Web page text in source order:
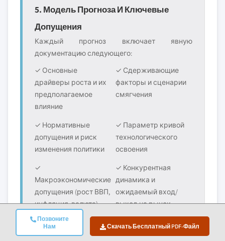
Позвоните
Нам
Скачать Бесплатный PDF-Файл
5. Модель Прогноза И Ключевые
Допущения
Каждый прогноз включает явную
документацию следующего:
✓ Основные
драйверы роста и их
предполагаемое
влияние
✓ Сдерживающие
факторы и сценарии
смягчения
✓ Нормативные
допущения и риск
изменения политики
✓ Параметр кривой
технологического
освоения
✓
Макроэкономические
допущения (рост ВВП,
инфляция, валюта)
✓ Конкурентная
динамика и
ожидаемый вход/
выход на рынок